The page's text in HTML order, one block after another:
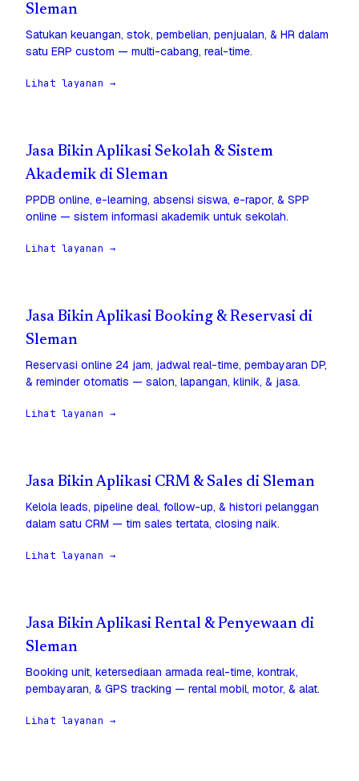
Sleman
Satukan keuangan, stok, pembelian, penjualan, & HR dalam
satu ERP custom — multi-cabang, real-time.
Lihat layanan →
Jasa Bikin Aplikasi Sekolah & Sistem
Akademik di Sleman
PPDB online, e-learning, absensi siswa, e-rapor, & SPP
online — sistem informasi akademik untuk sekolah.
Lihat layanan →
Jasa Bikin Aplikasi Booking & Reservasi di
Sleman
Reservasi online 24 jam, jadwal real-time, pembayaran DP,
& reminder otomatis — salon, lapangan, klinik, & jasa.
Lihat layanan →
Jasa Bikin Aplikasi CRM & Sales di Sleman
Kelola leads, pipeline deal, follow-up, & histori pelanggan
dalam satu CRM — tim sales tertata, closing naik.
Lihat layanan →
Jasa Bikin Aplikasi Rental & Penyewaan di
Sleman
Booking unit, ketersediaan armada real-time, kontrak,
pembayaran, & GPS tracking — rental mobil, motor, & alat.
Lihat layanan →